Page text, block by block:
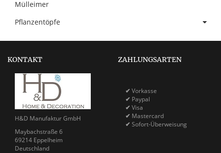
Mülleimer
Pflanzentöpfe
KONTAKT
H&D Manufaktur GmbH
Maybachstraße 6
69214 Eppelheim
Deutschland
ZAHLUNGSARTEN
✔ Vorkasse
✔ Paypal
✔ Visa
✔ Mastercard
✔ Sofort-Überweisung